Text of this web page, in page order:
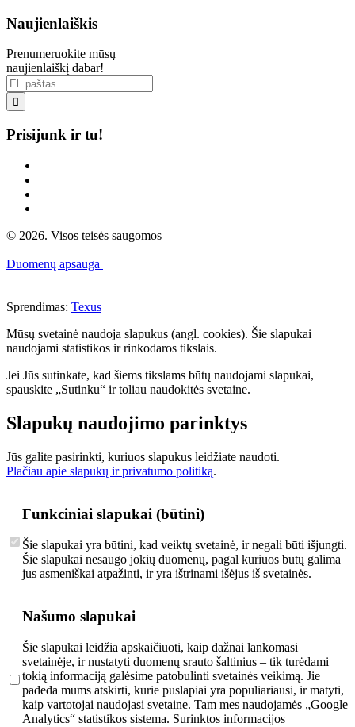
Naujienlaiškis
Prenumeruokite mūsų
naujienlaiškį dabar!

Prisijunk ir tu!
© 2026. Visos teisės saugomos
Duomenų apsauga
Sprendimas: Texus
Mūsų svetainė naudoja slapukus (angl. cookies). Šie slapukai
naudojami statistikos ir rinkodaros tikslais.
Jei Jūs sutinkate, kad šiems tikslams būtų naudojami slapukai,
spauskite „Sutinku“ ir toliau naudokitės svetaine.
Slapukų naudojimo parinktys
Jūs galite pasirinkti, kuriuos slapukus leidžiate naudoti.
Plačiau apie slapukų ir privatumo politiką.
Funkciniai slapukai (būtini)
Šie slapukai yra būtini, kad veiktų svetainė, ir negali būti išjungti.
Šie slapukai nesaugo jokių duomenų, pagal kuriuos būtų galima
jus asmeniškai atpažinti, ir yra ištrinami išėjus iš svetainės.
Našumo slapukai
Šie slapukai leidžia apskaičiuoti, kaip dažnai lankomasi
svetainėje, ir nustatyti duomenų srauto šaltinius – tik turėdami
tokią informaciją galėsime patobulinti svetainės veikimą. Jie
padeda mums atskirti, kurie puslapiai yra populiariausi, ir matyti,
kaip vartotojai naudojasi svetaine. Tam mes naudojamės „Google
Analytics“ statistikos sistema. Surinktos informacijos